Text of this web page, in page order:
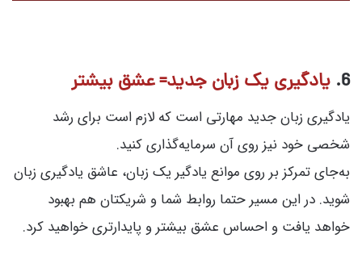
6. یادگیری یک زبان جدید= عشق بیشتر
یادگیری زبان جدید مهارتی است که لازم است برای رشد
شخصی خود نیز روی آن سرمایه‌گذاری کنید.
به‌جای تمرکز بر روی موانع یادگیر یک زبان، عاشق یادگیری زبان
شوید. در این مسیر حتما روابط شما و شریکتان هم بهبود
خواهد یافت و احساس عشق بیشتر و پایدارتری خواهید کرد.